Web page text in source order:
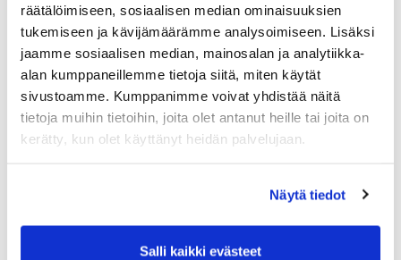
räätälöimiseen, sosiaalisen median ominaisuuksien
tukemiseen ja kävijämäärämme analysoimiseen. Lisäksi
jaamme sosiaalisen median, mainosalan ja analytiikka-
alan kumppaneillemme tietoja siitä, miten käytät
sivustoamme. Kumppanimme voivat yhdistää näitä
tietoja muihin tietoihin, joita olet antanut heille tai joita on
kerätty, kun olet käyttänyt heidän palvelujaan.
Näytä tiedot
Salli kaikki evästeet
Tuoreimmat uutiset
06.08.
Ilmoittaudu heti!
​​​​​​​Senioreiden seuraottelu SHG - PGK 13.8.2026.